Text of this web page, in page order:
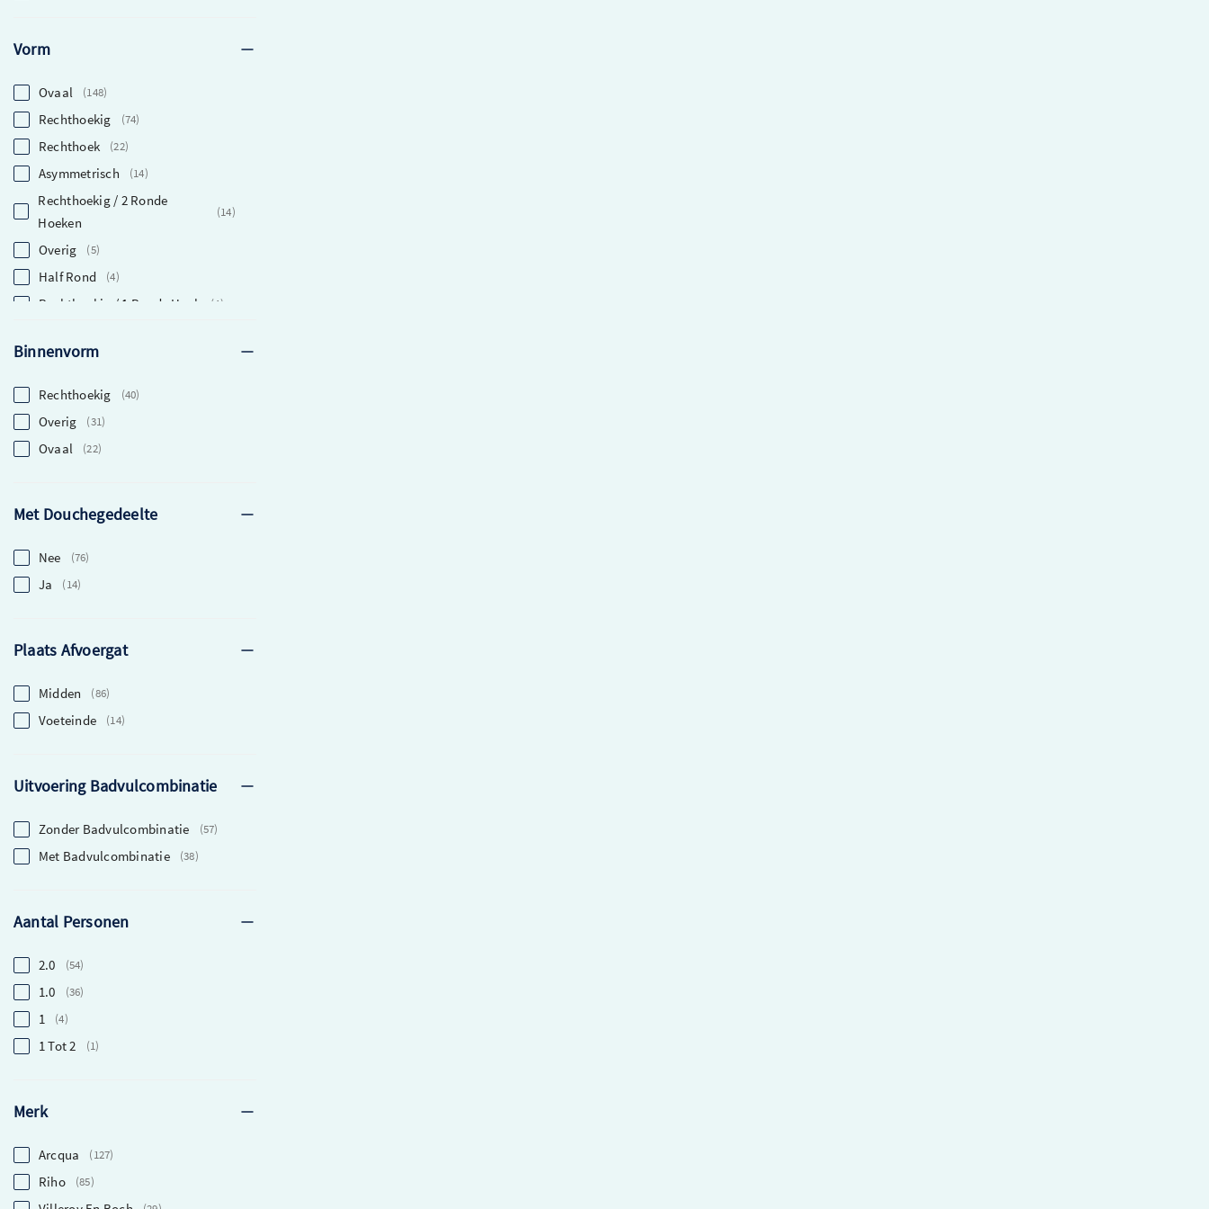
49 Cm
48 Cm 1
52.5 Cm 1
Vorm
Ovaal 148
Rechthoekig 74
Rechthoek 22
Asymmetrisch 14
Rechthoekig / 2 Ronde
Hoeken
14
Overig 5
Half Rond 4
Rechthoekig / 1 Ronde Hoek 4
Hoeken
1
Kwartrond
Binnenvorm
Rechthoekig 40
Overig 31
Ovaal 22
Met Douchegedeelte
Nee 76
Ja 14
Plaats Afvoergat
Midden 86
Voeteinde 14
Uitvoering Badvulcombinatie
Zonder Badvulcombinatie 57
Met Badvulcombinatie 38
Aantal Personen
2.0 54
1.0 36
1 4
1 Tot 2 1
Merk
Arcqua 127
Riho 85